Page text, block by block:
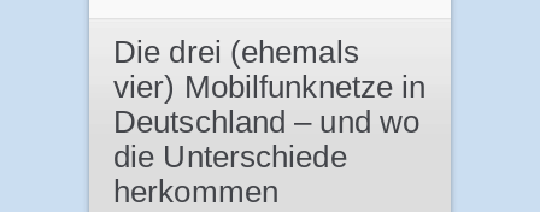
Die drei (ehemals
vier) Mobilfunknetze in
Deutschland – und wo
die Unterschiede
herkommen